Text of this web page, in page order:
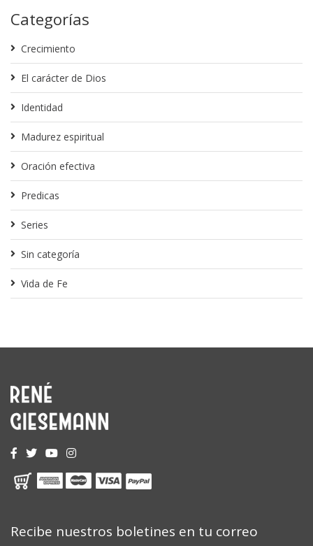
Categorías
Crecimiento
El carácter de Dios
Identidad
Madurez espiritual
Oración efectiva
Predicas
Series
Sin categoría
Vida de Fe
Recibe nuestros boletines en tu correo